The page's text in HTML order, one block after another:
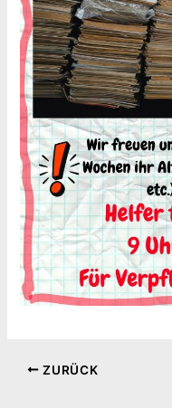
ZURÜCK